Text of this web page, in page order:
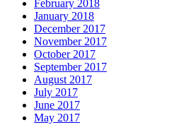
February 2018
January 2018
December 2017
November 2017
October 2017
September 2017
August 2017
July 2017
June 2017
May 2017